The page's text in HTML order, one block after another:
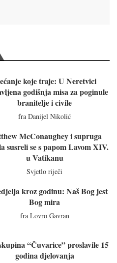
koje traje: U Neretvici
godišnja misa za poginule
branitelje i civile
fra Danijel Nikolić
McConaughey i supruga
susreli se s papom Lavom XIV.
u Vatikanu
Svjetlo riječi
kroz godinu: Naš Bog jest
Bog mira
fra Lovro Gavran
“Čuvarice” proslavile 15
godina djelovanja